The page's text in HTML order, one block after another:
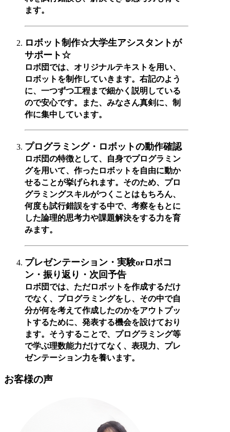
ます。
ロボット制作☆大学生アシスタントが
サポート☆
ロボ団では、オリジナルテキストを用い、
ロボットを制作していきます。右記のよう
に、一つずつ工程まで細かく説明している
ので安心です。また、みなさん真剣に、制
作に集中しています。
プログラミング・ロボットの動作確認
ロボ団の特徴として、自身でプログラミン
グを用いて、作ったロボットを自由に動か
せることが挙げられます。そのため、プロ
グラミングスキルがつくことはもちろん、
何度も試行錯誤をする中で、考察をもとに
した論理的思考力や課題解決をする力を育
みます。
プレゼンテーション・実験orロボコ
ン・振り返り・次回予告
ロボ団では、ただロボットを作成するだけ
でなく、プログラミングをし、その中で自
分が何を考えて作成したのかをアウトプッ
トするために、発表する機会を設けており
ます。そうすることで、プログラミング等
で学ぶ理数能力だけてなく、表現力、プレ
ゼンテーション力を養います。
お客様の声